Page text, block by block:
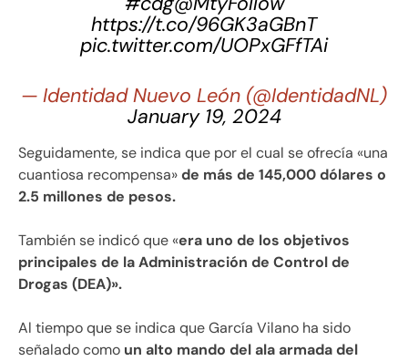
https://t.co/96GK3aGBnT
pic.twitter.com/UOPxGFfTAi
— Identidad Nuevo León (@IdentidadNL)
January 19, 2024
Seguidamente, se indica que por el cual se ofrecía «una
cuantiosa recompensa»de más de 145,000 dólares o
2.5 millones de pesos.
También se indicó que «era uno de los objetivos
principales de la Administración de Control de
Drogas (DEA)».
Al tiempo que se indica que García Vilano ha sido
señalado como un alto mando del ala armada del